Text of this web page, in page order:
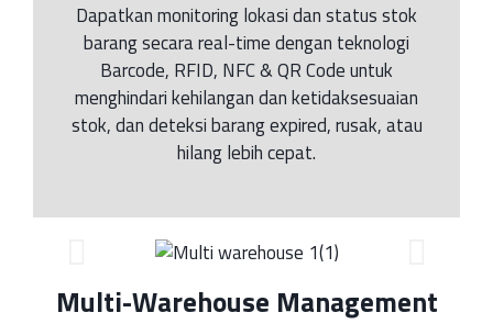
Dapatkan monitoring lokasi dan status stok
barang secara real-time dengan teknologi
Barcode, RFID, NFC & QR Code untuk
menghindari kehilangan dan ketidaksesuaian
stok, dan deteksi barang expired, rusak, atau
hilang lebih cepat.
Multi-Warehouse Management